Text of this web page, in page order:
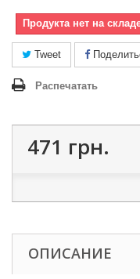
Продукта нет на
Tweet
Распечатать
471 грн.
ОПИСАНИЕ